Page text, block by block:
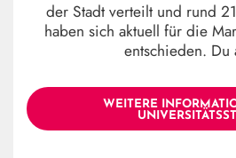
der Stadt verteilt und rund
haben sich aktuell für die
entschieden. Du
WEITERE